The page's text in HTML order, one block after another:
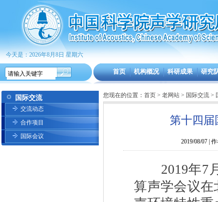
今天是：2026年8月8日 星期六
首页 机构概况 科研成果 研究
国际交流
交流动态
合作项目
国际会议
您现在的位置： 首页 > 老网站 > 国际交流 >
第十四
2019/08/07 |
2019年7
算声学会议